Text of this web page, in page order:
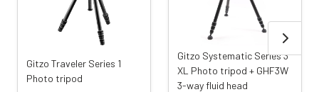
Gitzo Traveler Series 1
Photo tripod
Gitzo Systematic Series 3
XL Photo tripod + GHF3W
3-way fluid head